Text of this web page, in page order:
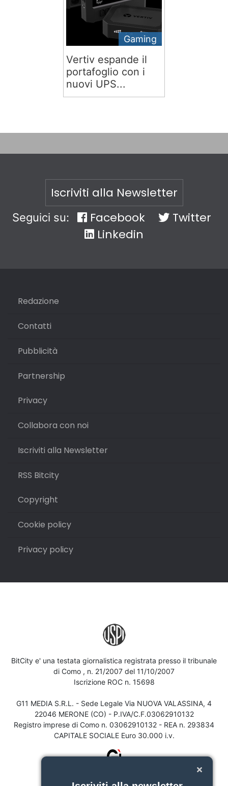
Gaming
Vertiv espande il
portafoglio con i
nuovi UPS...
Iscriviti alla Newsletter
Seguici su: Facebook
Twitter
Linkedin
Redazione
Contatti
Pubblicità
Partnership
Privacy
Collabora con noi
Iscriviti alla Newsletter
RSS Bitcity
Copyright
Cookie policy
Privacy policy
BitCity e' una testata giornalistica registrata presso il tribunale
di Como , n. 21/2007 del 11/10/2007
Iscrizione ROC n. 15698
G11 MEDIA S.R.L. - Sede Legale Via NUOVA VALASSINA, 4
22046 MERONE (CO) - P.IVA/C.F.03062910132
Registro imprese di Como n. 03062910132 - REA n. 293834
CAPITALE SOCIALE Euro 30.000 i.v.